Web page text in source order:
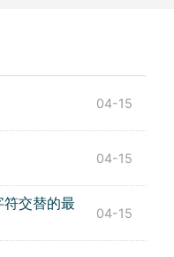
04-15
04-15
交替的最
04-15